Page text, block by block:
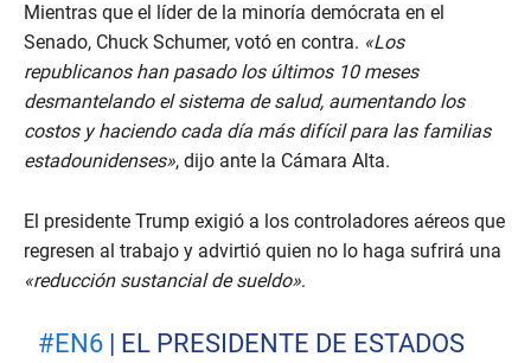
Mientras que el líder de la minoría demócrata en el
Senado, Chuck Schumer, votó en contra. «Los
republicanos han pasado los últimos 10 meses
desmantelando el sistema de salud, aumentando los
costos y haciendo cada día más difícil para las familias
estadounidenses», dijo ante la Cámara Alta.
El presidente Trump exigió a los controladores aéreos que
regresen al trabajo y advirtió quien no lo haga sufrirá una
«reducción sustancial de sueldo».
#EN6 | EL PRESIDENTE DE ESTADOS